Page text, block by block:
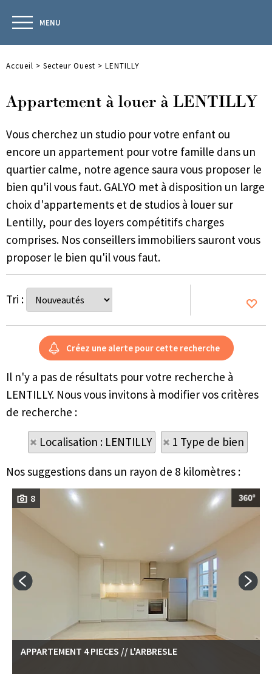
MENU
Accueil > Secteur Ouest > LENTILLY
Appartement à louer à LENTILLY
Vous cherchez un studio pour votre enfant ou
encore un appartement pour votre famille dans un
quartier calme, notre agence saura vous proposer le
bien qu'il vous faut. GALYO met à disposition un large
choix d'appartements et de studios à louer sur
Lentilly, pour des loyers compétitifs charges
comprises. Nos conseillers immobiliers sauront vous
proposer le bien qu'il vous faut.
Tri :
Il n'y a pas de résultats pour votre recherche à
LENTILLY. Nous vous invitons à modifier vos critères
de recherche :
Localisation : LENTILLY 1 Type de bien
Nos suggestions dans un rayon de 8 kilomètres :
8
APPARTEMENT 4 PIECES // L'ARBRESLE